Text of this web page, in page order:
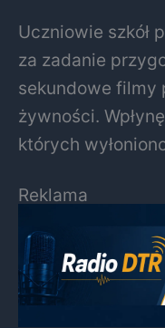
Uczniowie szkół
za zadanie
sekundowe filmy
żywności.
których
Reklama